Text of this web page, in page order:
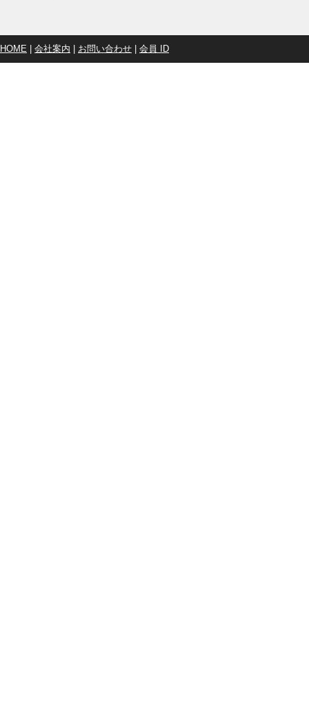
HOME 会社案内 お問い合わせ 会員 ID